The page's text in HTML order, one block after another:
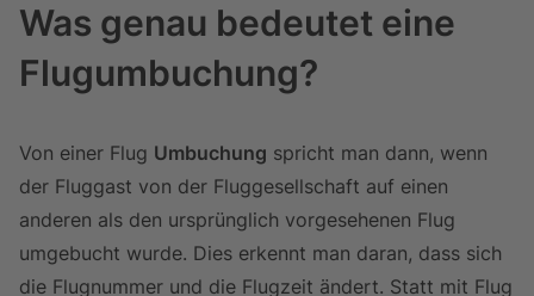
Was genau bedeutet eine
Flugumbuchung?
Von einer Flug Umbuchung spricht man dann, wenn
der Fluggast von der Fluggesellschaft auf einen
anderen als den ursprünglich vorgesehenen Flug
umgebucht wurde. Dies erkennt man daran, dass sich
die Flugnummer und die Flugzeit ändert. Statt mit Flug